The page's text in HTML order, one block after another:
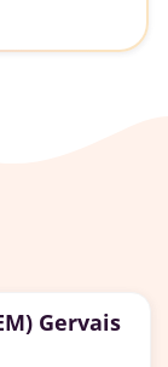
Gervais